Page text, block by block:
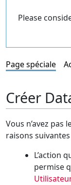
Please
Page spéciale
Créer
Vous n’avez
raisons suivantes
L’action
permise